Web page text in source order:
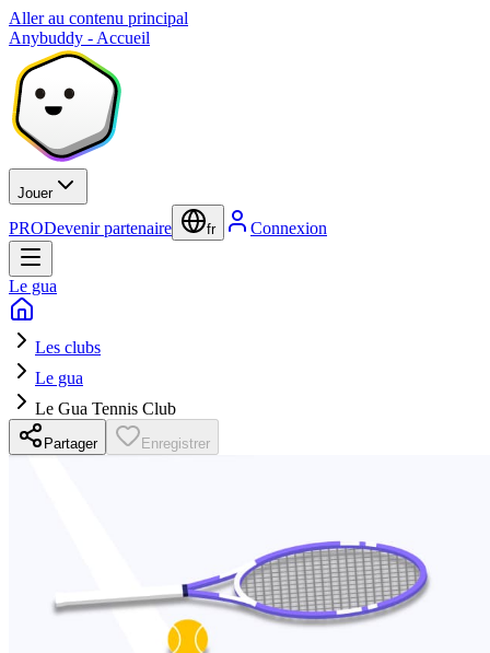
Aller au contenu principal
Anybuddy - Accueil
Jouer
PRODevenir partenaire fr Connexion
Le gua
Les clubs
Le gua
Le Gua Tennis Club
Partager Enregistrer